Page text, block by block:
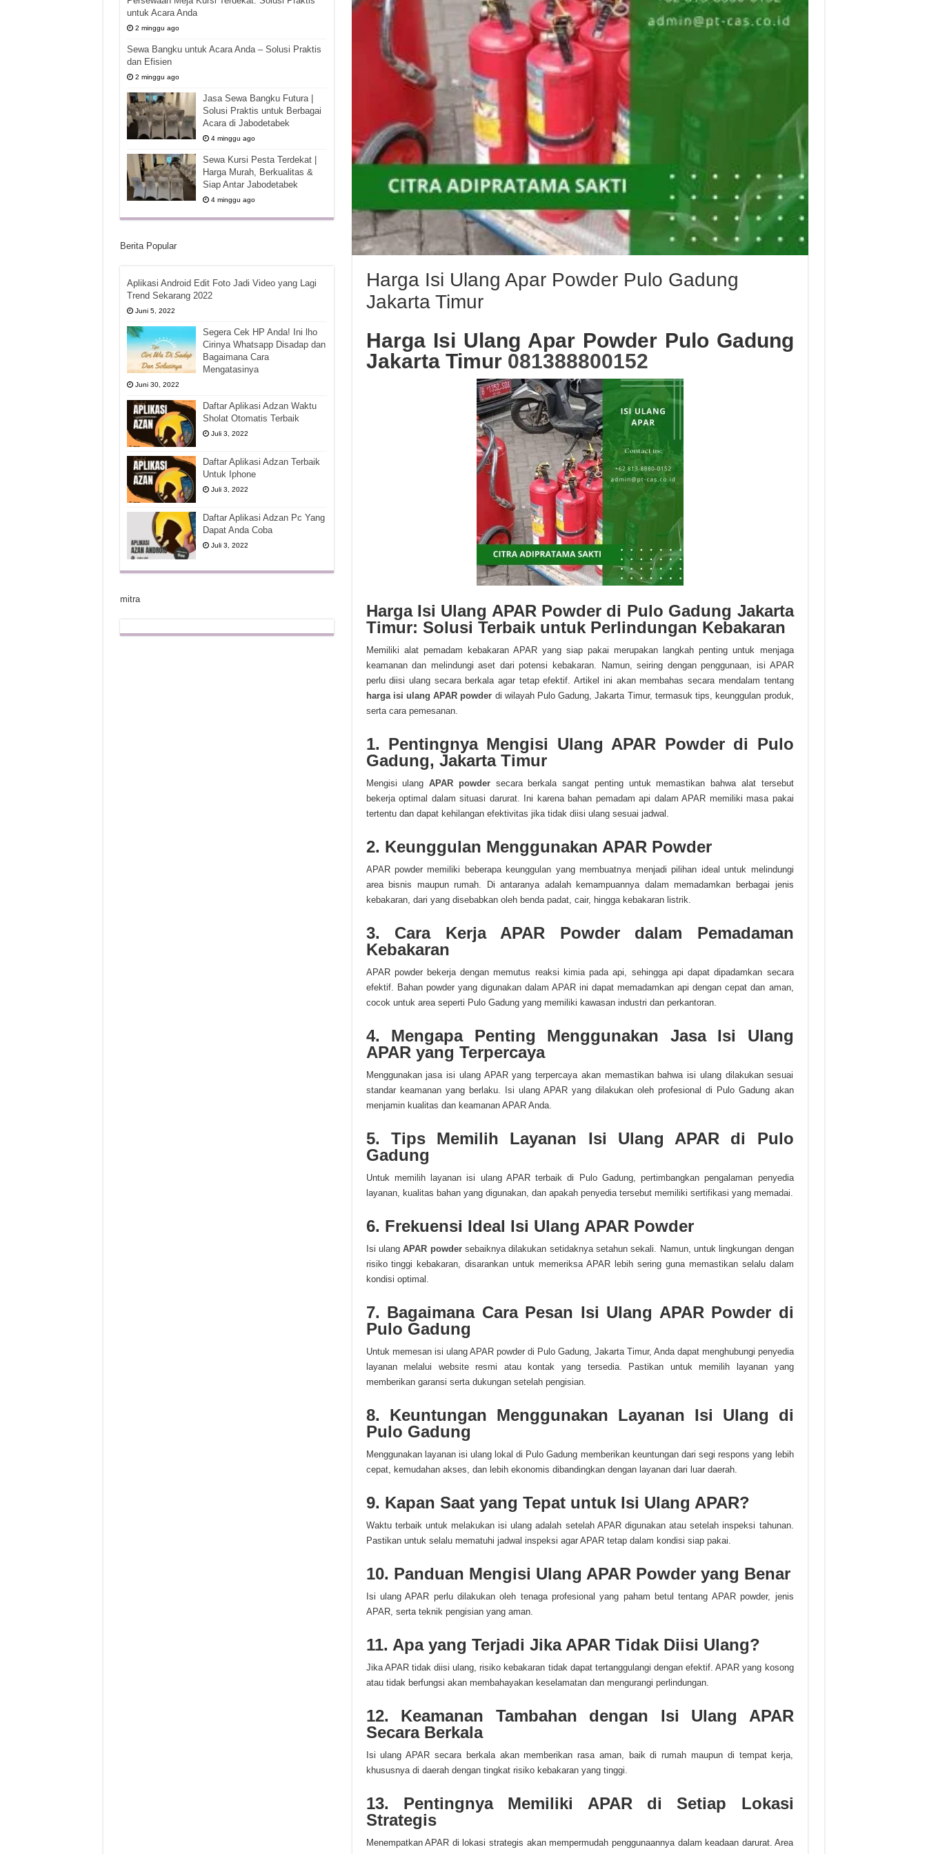
Harga Isi Ulang Apar Powder Pulo Gadung
Jakarta Timur
Harga Isi Ulang Apar Powder Pulo Gadung
Jakarta Timur 081388800152
Harga Isi Ulang APAR Powder di Pulo Gadung Jakarta
Timur: Solusi Terbaik untuk Perlindungan Kebakaran
Memiliki alat pemadam kebakaran APAR yang siap pakai merupakan langkah penting untuk menjaga
keamanan dan melindungi aset dari potensi kebakaran. Namun, seiring dengan penggunaan, isi APAR
perlu diisi ulang secara berkala agar tetap efektif. Artikel ini akan membahas secara mendalam tentang
harga isi ulang APAR powder di wilayah Pulo Gadung, Jakarta Timur, termasuk tips, keunggulan produk,
serta cara pemesanan.
1. Pentingnya Mengisi Ulang APAR Powder di Pulo
Gadung, Jakarta Timur
Mengisi ulang APAR powdersecara berkala sangat penting untuk memastikan bahwa alat tersebut
bekerja optimal dalam situasi darurat. Ini karena bahan pemadam api dalam APAR memiliki masa pakai
tertentu dan dapat kehilangan efektivitas jika tidak diisi ulang sesuai jadwal.
2. Keunggulan Menggunakan APAR Powder
APAR powder memiliki beberapa keunggulan yang membuatnya menjadi pilihan ideal untuk melindungi
area bisnis maupun rumah. Di antaranya adalah kemampuannya dalam memadamkan berbagai jenis
kebakaran, dari yang disebabkan oleh benda padat, cair, hingga kebakaran listrik.
3. Cara Kerja APAR Powder dalam Pemadaman
Kebakaran
APAR powder bekerja dengan memutus reaksi kimia pada api, sehingga api dapat dipadamkan secara
efektif. Bahan powder yang digunakan dalam APAR ini dapat memadamkan api dengan cepat dan aman,
cocok untuk area seperti Pulo Gadung yang memiliki kawasan industri dan perkantoran.
4. Mengapa Penting Menggunakan Jasa Isi Ulang
APAR yang Terpercaya
Menggunakan jasa isi ulang APAR yang terpercaya akan memastikan bahwa isi ulang dilakukan sesuai
standar keamanan yang berlaku. Isi ulang APAR yang dilakukan oleh profesional di Pulo Gadung akan
menjamin kualitas dan keamanan APAR Anda.
5. Tips Memilih Layanan Isi Ulang APAR di Pulo
Gadung
Untuk memilih layanan isi ulang APAR terbaik di Pulo Gadung, pertimbangkan pengalaman penyedia
layanan, kualitas bahan yang digunakan, dan apakah penyedia tersebut memiliki sertifikasi yang memadai.
6. Frekuensi Ideal Isi Ulang APAR Powder
Isi ulangAPAR powdersebaiknya dilakukan setidaknya setahun sekali. Namun, untuk lingkungan dengan
risiko tinggi kebakaran, disarankan untuk memeriksa APAR lebih sering guna memastikan selalu dalam
kondisi optimal.
7. Bagaimana Cara Pesan Isi Ulang APAR Powder di
Pulo Gadung
Untuk memesan isi ulang APAR powder di Pulo Gadung, Jakarta Timur, Anda dapat menghubungi penyedia
layanan melalui website resmi atau kontak yang tersedia. Pastikan untuk memilih layanan yang
memberikan garansi serta dukungan setelah pengisian.
8. Keuntungan Menggunakan Layanan Isi Ulang di
Pulo Gadung
Menggunakan layanan isi ulang lokal di Pulo Gadung memberikan keuntungan dari segi respons yang lebih
cepat, kemudahan akses, dan lebih ekonomis dibandingkan dengan layanan dari luar daerah.
9. Kapan Saat yang Tepat untuk Isi Ulang APAR?
Waktu terbaik untuk melakukan isi ulang adalah setelah APAR digunakan atau setelah inspeksi tahunan.
Pastikan untuk selalu mematuhi jadwal inspeksi agar APAR tetap dalam kondisi siap pakai.
10. Panduan Mengisi Ulang APAR Powder yang Benar
Isi ulang APAR perlu dilakukan oleh tenaga profesional yang paham betul tentang APAR powder, jenis
APAR, serta teknik pengisian yang aman.
11. Apa yang Terjadi Jika APAR Tidak Diisi Ulang?
Jika APAR tidak diisi ulang, risiko kebakaran tidak dapat tertanggulangi dengan efektif. APAR yang kosong
atau tidak berfungsi akan membahayakan keselamatan dan mengurangi perlindungan.
12. Keamanan Tambahan dengan Isi Ulang APAR
Secara Berkala
Isi ulang APAR secara berkala akan memberikan rasa aman, baik di rumah maupun di tempat kerja,
khususnya di daerah dengan tingkat risiko kebakaran yang tinggi.
13. Pentingnya Memiliki APAR di Setiap Lokasi
Strategis
Menempatkan APAR di lokasi strategis akan mempermudah penggunaannya dalam keadaan darurat. Area
untuk Acara Anda
2 minggu ago
Sewa Bangku untuk Acara Anda – Solusi Praktis
dan Efisien
2 minggu ago
Jasa Sewa Bangku Futura |
Solusi Praktis untuk Berbagai
Acara di Jabodetabek
4 minggu ago
Sewa Kursi Pesta Terdekat |
Harga Murah, Berkualitas &
Siap Antar Jabodetabek
4 minggu ago
Berita Popular
Aplikasi Android Edit Foto Jadi Video yang Lagi
Trend Sekarang 2022
Juni 5, 2022
Segera Cek HP Anda! Ini lho
Cirinya Whatsapp Disadap dan
Bagaimana Cara
Mengatasinya
Juni 30, 2022
Daftar Aplikasi Adzan Waktu
Sholat Otomatis Terbaik
Juli 3, 2022
Daftar Aplikasi Adzan Terbaik
Untuk Iphone
Juli 3, 2022
Daftar Aplikasi Adzan Pc Yang
Dapat Anda Coba
Juli 3, 2022
mitra